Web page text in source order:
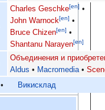
Charles Geschke[en]
John Warnock[en]
Bruce Chizen[en]
Shantanu Narayen[en]
Объединения и
Aldus
Macromedia
Викисклад